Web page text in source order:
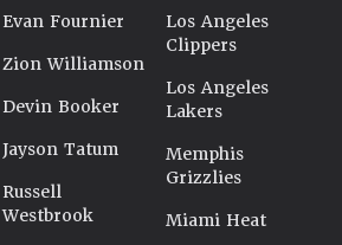
Evan Fournier
Zion Williamson
Devin Booker
Jayson Tatum
Russell
Westbrook
Los Angeles
Clippers
Los Angeles
Lakers
Memphis
Grizzlies
Miami Heat